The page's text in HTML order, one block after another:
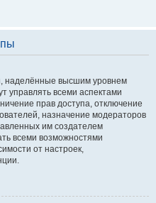
наделённые высшим уровнем
управлять всеми аспектами
прав доступа, отключение
назначение модераторов
им создателем
всеми возможностями
от настроек,